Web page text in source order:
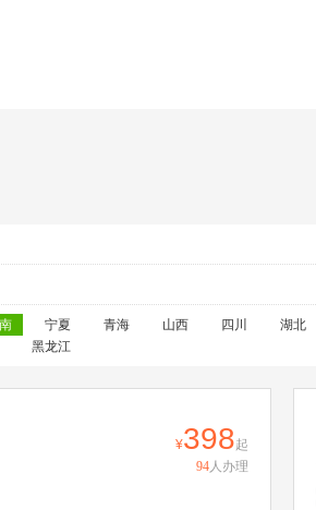
宁夏 青海 山西 四川 湖北
黑龙江
398起
94人办理